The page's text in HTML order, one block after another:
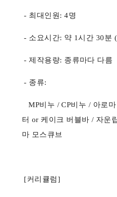
- 최대인원: 4명
- 소요시간: 약 1시간 30분
- 제작용량: 종류마다 다름
- 종류:
MP비누 / CP비누 / 아로
터 or 케이크 버블바 / 자운
마 모스큐브
[커리큘럼]